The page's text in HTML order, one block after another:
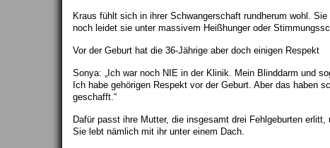
Kraus fühlt sich in ihrer Schwangerschaft rundherum wohl.
noch leidet sie unter massivem Heißhunger oder
Vor der Geburt hat die 36-Jährige aber doch einigen Respekt
Sonya: „Ich war noch NIE in der Klinik. Mein Blinddarm und
Ich habe gehörigen Respekt vor der Geburt. Aber das haben
geschafft.“
Dafür passt ihre Mutter, die insgesamt drei Fehlgeburten
Sie lebt nämlich mit ihr unter einem Dach.